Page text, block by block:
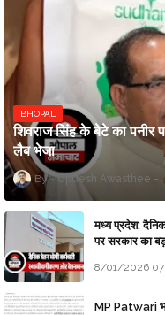
BHOPAL
शिवराज सिंह के बेटे का पनीर
लैब भेजा
Updesh Awasthee
मध्य प्रदेश:
पर सरकार का
8/01/2026
MP Patwari